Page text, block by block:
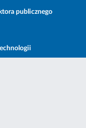
publicznego